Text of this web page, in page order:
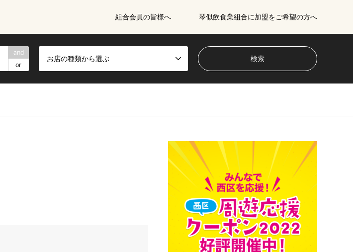
組合会員の皆様へ 琴似飲食業組合に加盟をご希望の方へ
and
or
お店の種類から選ぶ